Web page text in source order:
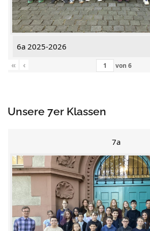
6a 2025-2026
«
‹ von 6
Unsere 7er Klassen
7a